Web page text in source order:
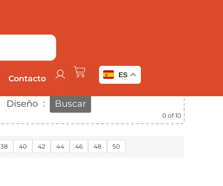
Diseño : Buscar
0of 10
38 40 42 44 46 48 50
Contacto ES